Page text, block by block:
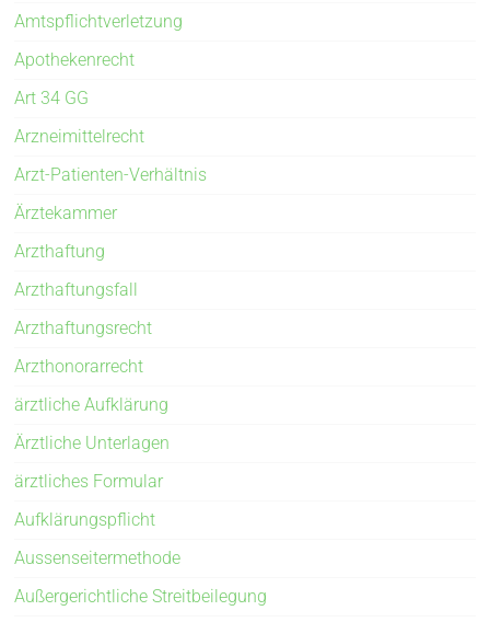
Amtspflichtverletzung
Apothekenrecht
Art 34 GG
Arzneimittelrecht
Arzt-Patienten-Verhältnis
Ärztekammer
Arzthaftung
Arzthaftungsfall
Arzthaftungsrecht
Arzthonorarrecht
ärztliche Aufklärung
Ärztliche Unterlagen
ärztliches Formular
Aufklärungspflicht
Aussenseitermethode
Außergerichtliche Streitbeilegung